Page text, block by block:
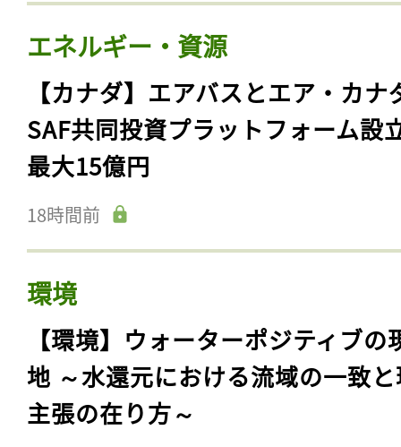
エネルギー・資源
【カナダ】エアバスとエア・カナ
SAF共同投資プラットフォーム設
最大15億円
18時間前
環境
【環境】ウォーターポジティブの
地 ～水還元における流域の一致
主張の在り方～